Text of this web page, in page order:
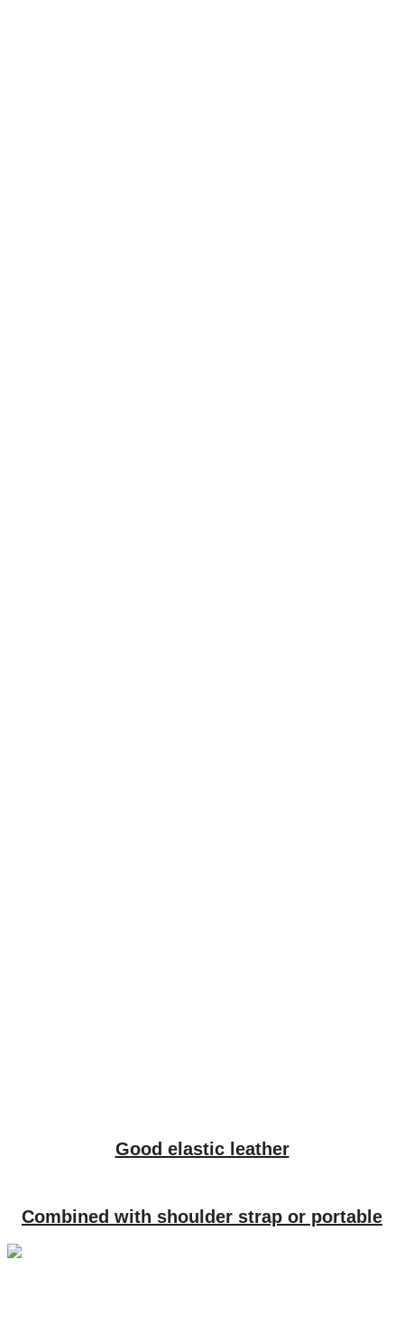
Good elastic leather
Combined with shoulder strap or portable